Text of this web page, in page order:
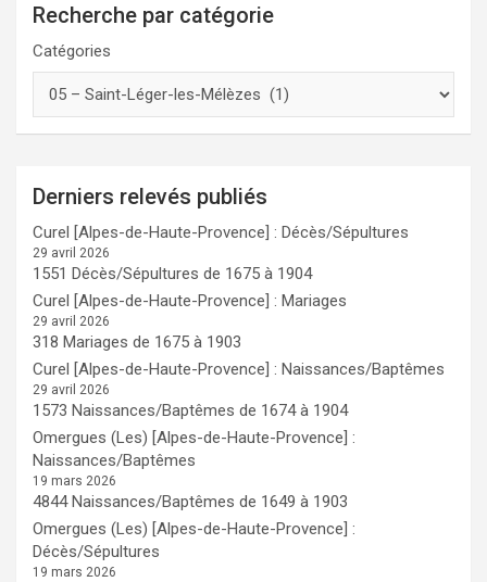
Recherche par catégorie
Catégories
Derniers relevés publiés
Curel [Alpes-de-Haute-Provence] : Décès/Sépultures
29 avril 2026
1551 Décès/Sépultures de 1675 à 1904
Curel [Alpes-de-Haute-Provence] : Mariages
29 avril 2026
318 Mariages de 1675 à 1903
Curel [Alpes-de-Haute-Provence] : Naissances/Baptêmes
29 avril 2026
1573 Naissances/Baptêmes de 1674 à 1904
Omergues (Les) [Alpes-de-Haute-Provence] :
Naissances/Baptêmes
19 mars 2026
4844 Naissances/Baptêmes de 1649 à 1903
Omergues (Les) [Alpes-de-Haute-Provence] :
Décès/Sépultures
19 mars 2026